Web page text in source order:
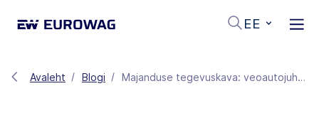
EE
Avaleht Blogi Majanduse tegevuskava: veoautojuhtide hüvitiste mõistmine kogu Euroopas